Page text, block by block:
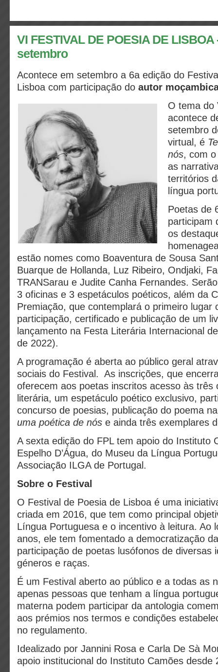
VI FESTIVAL DE POESIA DE LISBOA
setembro
Acontece em setembro a 6a edição do
Lisboa com participação do autor
O tema do
acontece
setembro
virtual, é
nós, com
as
territórios
língua
Poetas de
participam
os
estão nomes como Boaventura de Sousa
Buarque de Hollanda, Luz Ribeiro, Ondjaki,
TRANSarau e Judite Canha Fernandes.
3 oficinas e 3 espetáculos poéticos, além da
Premiação, que contemplará o primeiro lugar
participação, certificado e publicação de um
lançamento na Festa Literária Internacional
de 2022).
A programação é aberta ao público geral
sociais do Festival. As inscrições, que
oferecem aos poetas inscritos acesso às três
literária, um espetáculo poético exclusivo,
concurso de poesias, publicação do poema
uma poética de nós e ainda três exemplares
A sexta edição do FPL tem apoio do Instituto
Espelho D’Água, do Museu da Língua
Associação ILGA de Portugal.
Sobre o Festival
O Festival de Poesia de Lisboa é uma
criada em 2016, que tem como principal
Língua Portuguesa e o incentivo à leitura. Ao
anos, ele tem fomentado a democratização
participação de poetas lusófonos de diversas
géneros e raças.
É um Festival aberto ao público e a todas as
apenas pessoas que tenham a língua
materna podem participar da antologia
aos prémios nos termos e condições
no regulamento.
Idealizado por Jannini Rosa e Carla De Sà
apoio institucional do Instituto Camões desde